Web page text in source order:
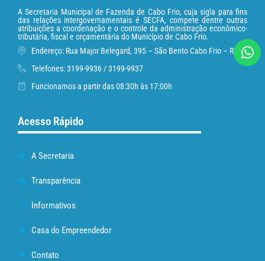
A Secretaria Municipal de Fazenda de Cabo Frio, cuja sigla para fins
das relações intergovernamentais é SECFA, compete dentre outras
atribuições a coordenação e o controle da administração econômico-
tributária, fiscal e orçamentária do Município de Cabo Frio.
Endereço: Rua Major Belegard, 395 – São Bento Cabo Frio – RJ
Telefones: 3199-9936 / 3199-9937
Funcionamos a partir das 08:30h às 17:00h
Acesso Rápido
A Secretaria
Transparência
Informativos
Casa do Empreendedor
Contato